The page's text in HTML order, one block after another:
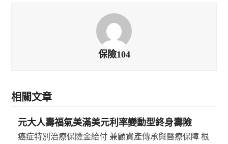
保險104
相關文章
元大人壽福氣美滿美元利率變動型終身壽險
癌症特別治療保險金給付 兼顧資產傳承與醫療保障 根